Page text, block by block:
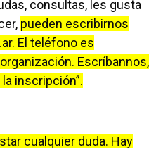
consultas, les gusta
pueden escribirnos
. El teléfono es
Escríbannos,
inscripción”.
cualquier duda. Hay